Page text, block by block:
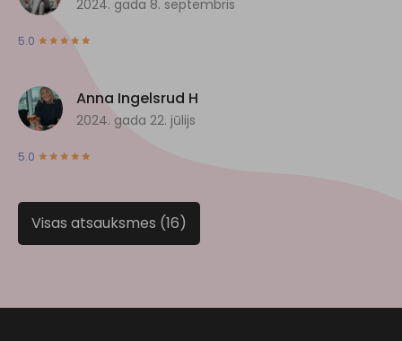
2024. gada 8. septembris
5.0
Anna Ingelsrud H
2024. gada 22. jūlijs
5.0
Visas atsauksmes (16)